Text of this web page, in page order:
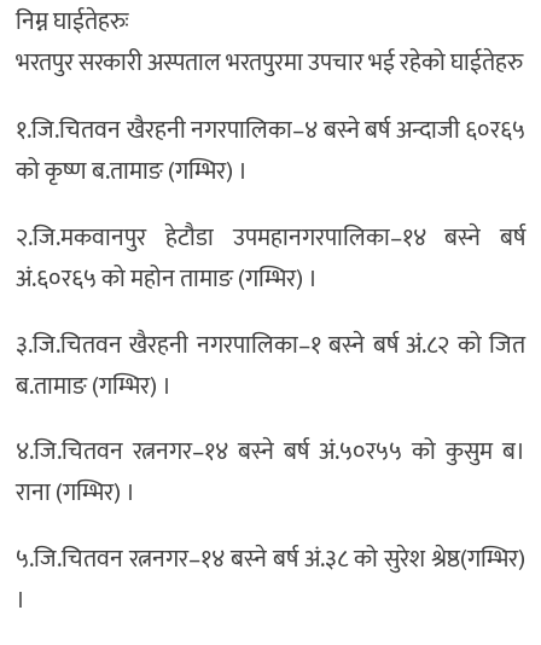
निम्न घाईतेहरुः
भरतपुर सरकारी अस्पताल भरतपुरमा उपचार भई रहेको घाईतेहरु
१.जि.चितवन खैरहनी नगरपालिका–४ बस्ने बर्ष अन्दाजी ६०र६५
को कृष्ण ब.तामाङ (गम्भिर) ।
२.जि.मकवानपुर हेटौडा उपमहानगरपालिका–१४ बस्ने बर्ष
अं.६०र६५ को महोन तामाङ (गम्भिर) ।
३.जि.चितवन खैरहनी नगरपालिका–१ बस्ने बर्ष अं.८२ को जित
ब.तामाङ (गम्भिर) ।
४.जि.चितवन रत्ननगर–१४ बस्ने बर्ष अं.५०र५५ को कुसुम ब।
राना (गम्भिर) ।
५.जि.चितवन रत्ननगर–१४ बस्ने बर्ष अं.३८ को सुरेश श्रेष्ठ(गम्भिर)
।